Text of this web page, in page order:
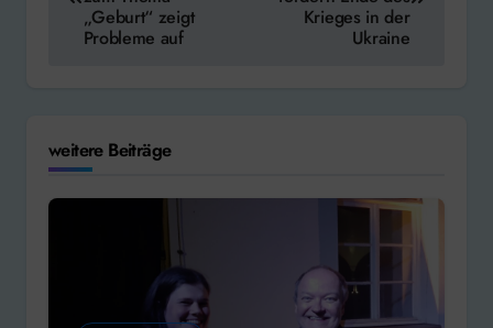
„Geburt“ zeigt
Probleme auf
Krieges in der
Ukraine
weitere Beiträge